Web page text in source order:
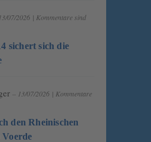
07/2026 | Kommentare sind
sichert sich die
– 13/07/2026 | Kommentare
den Rheinischen